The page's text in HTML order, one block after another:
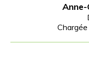
Anne-
Chargée